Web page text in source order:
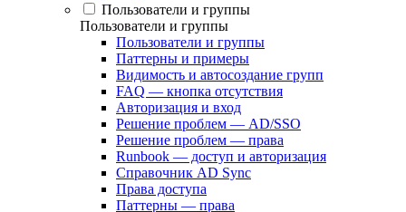
Пользователи и группы
Пользователи и группы
Пользователи и группы
Паттерны и примеры
Видимость и автосоздание групп
FAQ — кнопка отсутствия
Авторизация и вход
Решение проблем — AD/SSO
Решение проблем — права
Runbook — доступ и авторизация
Справочник AD Sync
Права доступа
Паттерны — права